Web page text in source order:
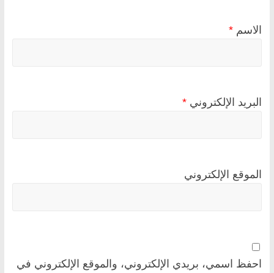
الاسم *
البريد الإلكتروني *
الموقع الإلكتروني
احفظ اسمي، بريدي الإلكتروني، والموقع الإلكتروني في